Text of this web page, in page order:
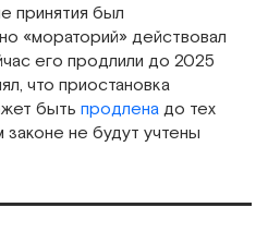
принятия был
«мораторий» действовал
его продлили до 2025
что приостановка
быть продленадо тех
не будут учтены